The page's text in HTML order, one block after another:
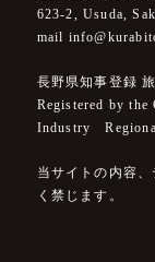
623-2, Usuda,
mail
長野県知事登録
Registered by
Industry
当サイトの内容
く禁じます。